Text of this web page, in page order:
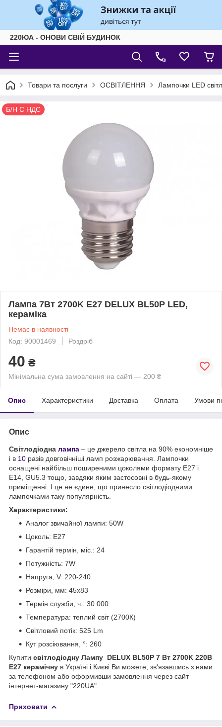
220ЮА - ОНОВИ СВІЙ БУДИНОК
Товари та послуги ОСВІТЛЕННЯ Лампочки LED
Б/Н С НДС
Лампа 7Вт 2700K E27 DELUX BL50P LED,
кераміка
Немає в наявності
Код: 90001469
Роздріб
40 ₴
Мінімальна сума замовлення на сайті — 200 ₴
Опис Характеристики Доставка Оплата Умови
Опис
Світлодіодна лампа – це джерело світла на 90% економніше
і в 10 разів довговічніші ламп розжарювання. Лампочки
оснащені найбільш поширеними цоколями формату Е27 і
Е14, GU5.3 тощо, завдяки яким застосовні в будь-якому
приміщенні. І це не єдине, що принесло світлодіодними
лампочками таку популярність.
Характеристики:
Аналог звичайної лампи: 50W
Цоколь: Е27
Гарантій термін, міс.: 24
Потужність: 7W
Напруга, V: 220-240
Розміри, мм: 45x83
Термін служби, ч.: 30 000
Температура: теплий світ (2700К)
Світловий потік: 525 Lm
Кут розсіювання, °: 260
Купити світлодіодну Лампу DELUX BL50P 7 Вт 2700K 220В
E27 керамічну в Україні і Києві Ви можете, зв'язавшись з нами
за телефоном або оформивши замовлення через сайт
інтернет-магазину "220UA".
Приховати